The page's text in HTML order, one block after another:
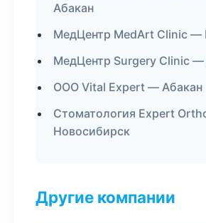
Абакан
МедЦентр MedArt Clinic —
МедЦентр Surgery Clinic —
ООО Vital Expert — Абакан
Стоматология Expert
Новосибирск
Другие компании